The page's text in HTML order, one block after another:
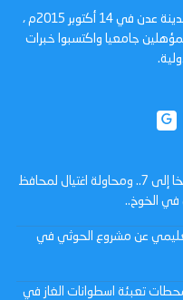
عدن تايم - صحيفة الكترونية تأسست في مدينة عدن في 14 أكتوبر 2015م ،
جامعيا واكتسبوا خبرات
ارتفاع قتلى قصف المخا إلى 7.. ومحاولة اغتيال لمحافظ
في الخوخ..
عن مشروع الحوثي في
تعبئة اسطوانات الغاز في